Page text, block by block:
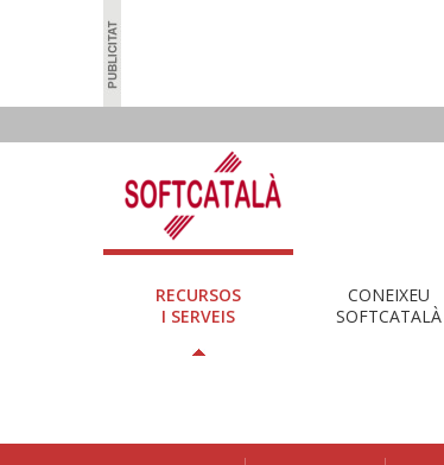
RECURSOS
I SERVEIS
CONEIXEU
SOFTCATALÀ